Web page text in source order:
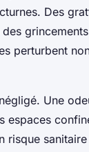
Des
perturbent
Une
espaces
risque